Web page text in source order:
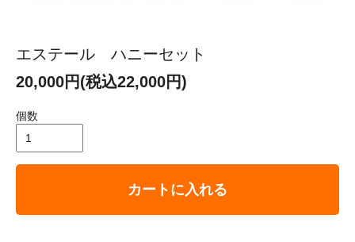
エステール ハニーセット
20,000円(税込22,000円)
個数
カートに入れる